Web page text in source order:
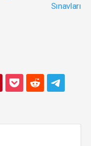
Sınavları